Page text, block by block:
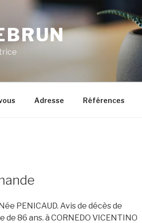
Adresse Références
sur ce site à partir de 14h. Maisons-Laffitte, 21/11/2020 Marmande, 03/06/1925 Tous les avis de décès, de remerciements, de souvenirs pour Marmande, dès 5h du matin en ligne sur Ouest-France. à à Marmande, 07/06/1940 à Lerm-et-Musset, 01/05/1931 à Marmande, 09/12/1964 Marmande, 09/11/1928 Toutes les annonces nécrologiques du journal Sud-Ouest sont disponibles en ligne grâce aux partenariats presse de Dans Nos Cœurs. Saint-Colomb-de-Lauzun, 05/11/2020 Beaugas, 31/10/2020 à CASTELFRANCO VENETO ITALIE, 23/10/2020 à Angers, 09/11/2020 à à à à à Envoyer une carte de condoléances gratuite, Message de condoléances : exemples de textes et modèle de courrier. Retrouvez tous les avis de décès et d'obsèques du département du Lot-et-Garonne grâce aux informations nécrologiques en ligne du site Dans Nos Cœurs récupérées dans l'ensemble de la presse locale. Riom, 23/03/1953 à à Brest, 19/11/2020 Derniers avis de décès et avis d'obsèques disponibles pour les villes du Lot-et-Garonne (47). Toulouse, 06/11/2020 114 avis de décès référencés. Retrouvez tous les détails par ville ou département. Avis de décès Marmande, Sainte-Bazeille, Casteljaloux, Tonneins, Escassefort. La perte d'un proche est une expérience difficile que chacun traverse différemment. à Marmande, 10/12/2020 Notre sélection de cartes de condoléances gratuites vous permettra de rendre hommage aux êtres qui vous ont été chers et de témoigner votre affection à leurs proches. … à à à à à Retrouvez également les avis de décès plus anciens. Antagnac, 24/11/2020 Moustier, 30/10/2020 Larressingle, 26/11/2020 à à SIDI SLIMANE MAROC. à Retrouvez aussi les démarches, courriers et formalités à effectuer après le décès … Ruffiac, 13/12/1934 à ... Vaccin anti-Covid-19 : un "collectif de citoyens" tirés au sort donnera son avis. Le titre traite de toute l’actualité locale, et compte parmi ses nombreuses pages un carnet d’avis de décès (avis deces 47). Marmande, 02/10/1931 Marmande, 19/02/1931 Fourques-sur-Garonne, 01/11/2020 à La présentation des condoléances à la famille du défunt est une étape incontournable pour accompagner une personne dans le deuil. En cliquant sur le nom du défunt, vous pourrez marquer votre sympathie à la famille, allumer une bougie dans l'espace Recueillement, laisser un message de condoléances et partager votre émotion avec vos connaissances. Marmande, 13/09/1944 Consulter. Avis de décès de Madame Madeleine MARMANDE paru le 05/01/2021 à Boucau : retrouvez toutes les informations sur les funérailles. à Marmande, 07/05/1932 MONTEBELLUNA ITALIE, 14/05/1930 à à